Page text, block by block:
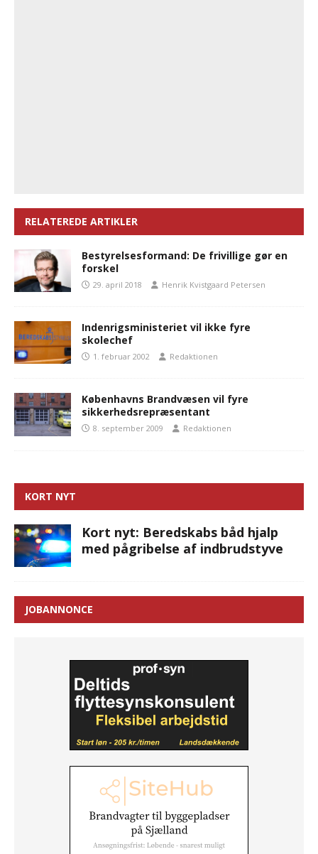
RELATEREDE ARTIKLER
Bestyrelsesformand: De frivillige gør en
forskel
29. april 2018 Henrik Kvistgaard Petersen
Indenrigsministeriet vil ikke fyre
skolechef
1. februar 2002 Redaktionen
Københavns Brandvæsen vil fyre
sikkerhedsrepræsentant
8. september 2009 Redaktionen
KORT NYT
Kort nyt: Beredskabs båd hjalp
med pågribelse af indbrudstyve
JOBANNONCE